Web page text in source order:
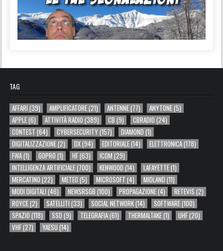
TAG
AFFARI (39) AMPLIFICATORE(21) ANTENNE(77) ANYTONE(5)
APPLE(6) ATTIVITÀ RADIO (389) CB (9) CBRADIO (24)
CONTEST (64) CYBERSECURITY(157) DIAMOND (1)
DIGITALIZZAZIONE(2) DX(94) EDITORIALE(14) ELETTRONICA(178)
FWA(1) GOPRO (1) HF(63) ICOM (29)
INTELLIGENZA ARTIFICIALE(700) KENWOOD (14) LAFAYETTE(1)
MERCATINO (22) METEO (5) MICROSOFT (4) MIDLAND (11)
MODI DIGITALI (46) NEWSRSGB (100) PROPAGAZIONE(4) RETEVIS (2)
ROYCE(2) SATELLITI (33) SOCIAL NETWORK(14) SOFTWARE(100)
SPAZIO (118) SSD (9) TELEGRAFIA(61) THERMALTAKE(1) UHF(20)
VHF(27) YAESU (14)